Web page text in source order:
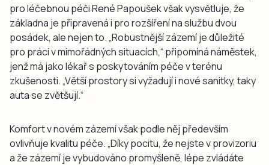
pro léčebnou péči René Papoušek však vysvětluje, že
základna je připravená i pro rozšíření na službu dvou
posádek, ale nejen to. „Robustnější zázemí je důležité
pro práci v mimořádných situacích,“ připomíná náměstek,
jenž má jako lékař s poskytováním péče v terénu
zkušenosti. „Větší prostory si vyžadují i nové sanitky, taky
auta se zvětšují.“
Komfort v novém zázemí však podle něj především
ovlivňuje kvalitu péče. „Díky pocitu, že nejste v provizoriu
a že zázemí je vybudováno promyšleně, lépe zvládáte